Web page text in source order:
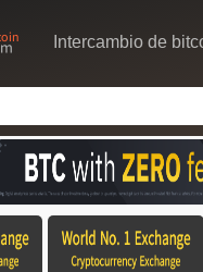
Intercambio de